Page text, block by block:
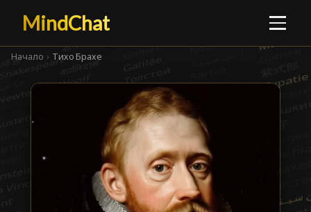
MindChat
Начало › Тихо Брахе